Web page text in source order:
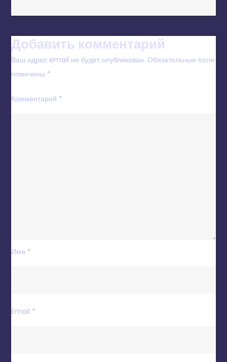
Добавить комментарий
Ваш адрес email не будет опубликован. Обязательные поля
помечены *
Комментарий *
Имя *
Email *